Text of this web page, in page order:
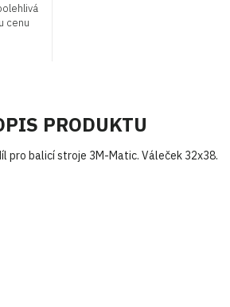
cenu
PRODUKTU
pro balicí stroje 3M-Matic. Váleček 32x38.